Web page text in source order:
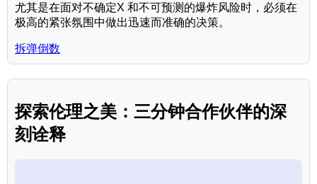
尤其是在面对不确定X 和不可预测的爆炸风险时，必须在
极高的紧张氛围中做出迅速而准确的决策。
拆弹倒数
探索伦理之美：三分钟合作伙伴的深
刻诠释